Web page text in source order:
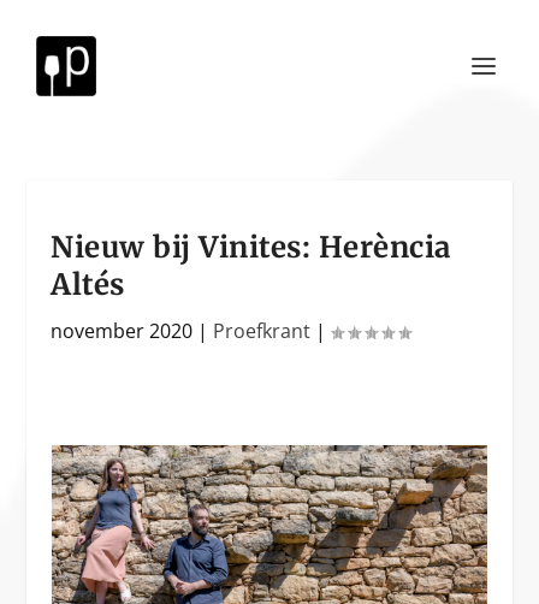
Nieuw bij Vinites: Herència
Altés
november 2020 | Proefkrant |